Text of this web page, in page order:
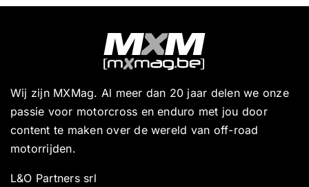
Wij zijn MXMag. Al meer dan 20 jaar delen we onze
passie voor motorcross en enduro met jou door
content te maken over de wereld van off-road
motorrijden.
L&O Partners srl